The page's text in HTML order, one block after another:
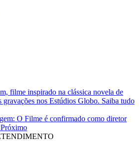
filme inspirado na clássica novela de
nos Estúdios Globo. Saiba tudo
O Filme é confirmado como diretor
Próximo